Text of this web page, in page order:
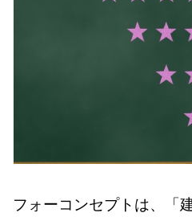
フォーコンセプトは、「